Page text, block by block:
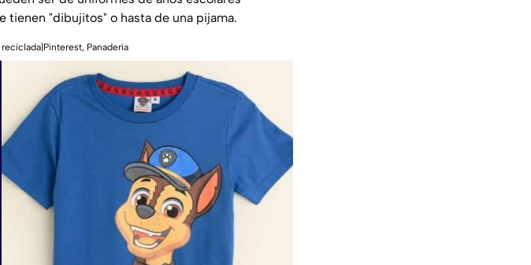
tienen "dibujitos" o hasta de una pijama.
Panadería